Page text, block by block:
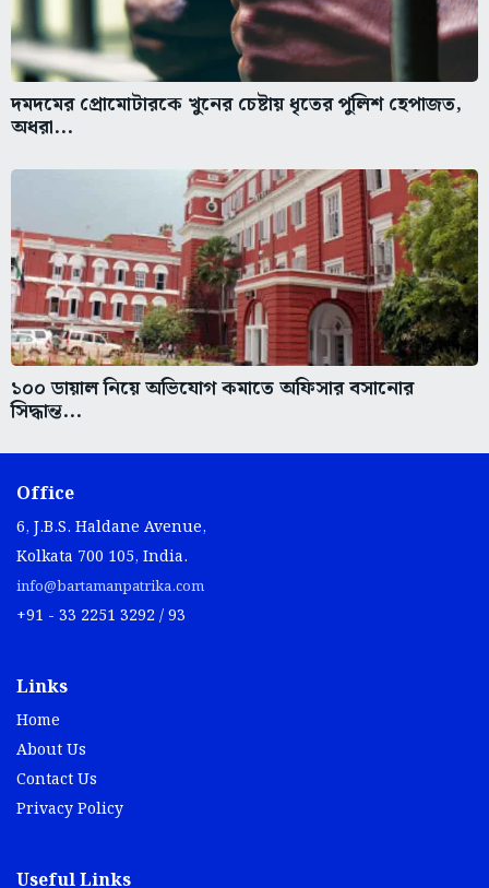
দমদমের প্রোমোটারকে খুনের চেষ্টায় ধৃতের পুলিশ হেপাজত,
অধরা...
১০০ ডায়াল নিয়ে অভিযোগ কমাতে অফিসার বসানোর
সিদ্ধান্ত...
Office
6, J.B.S. Haldane Avenue,
Kolkata 700 105, India.
info@bartamanpatrika.com
+91 - 33 2251 3292 / 93
Links
Home
About Us
Contact Us
Privacy Policy
Useful Links